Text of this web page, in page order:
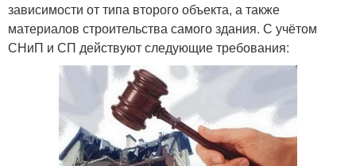
зависимости от типа второго объекта, а также
материалов строительства самого здания. С учётом
СНиП и СП действуют следующие требования: